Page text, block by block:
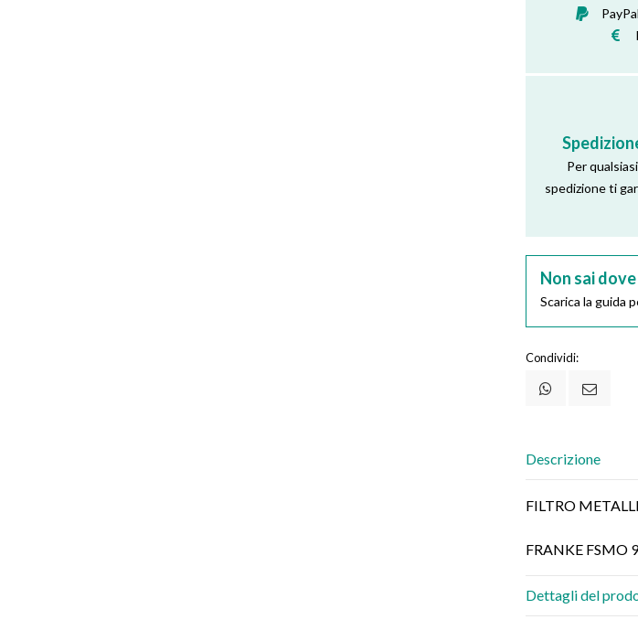
Per
spedizione ti
Non sai
Scarica la guida
Condividi:
Descrizione
FILTRO
FRANKE FSMO
Dettagli del